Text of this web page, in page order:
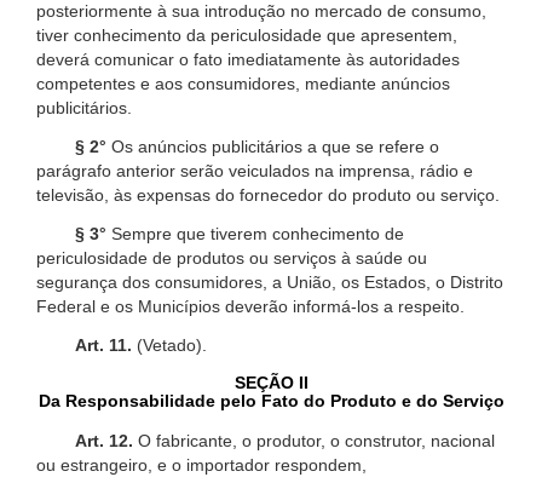
posteriormente à sua introdução no mercado de consumo,
tiver conhecimento da periculosidade que apresentem,
deverá comunicar o fato imediatamente às autoridades
competentes e aos consumidores, mediante anúncios
publicitários.
§ 2° Os anúncios publicitários a que se refere o
parágrafo anterior serão veiculados na imprensa, rádio e
televisão, às expensas do fornecedor do produto ou serviço.
§ 3° Sempre que tiverem conhecimento de
periculosidade de produtos ou serviços à saúde ou
segurança dos consumidores, a União, os Estados, o Distrito
Federal e os Municípios deverão informá-los a respeito.
Art. 11. (Vetado).
SEÇÃO II
Da Responsabilidade pelo Fato do Produto e do Serviço
Art. 12. O fabricante, o produtor, o construtor, nacional
ou estrangeiro, e o importador respondem,